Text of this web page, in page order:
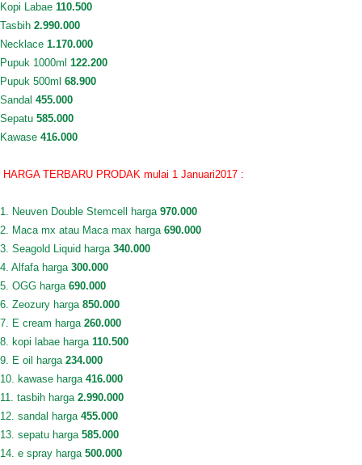
Kopi Labae 110.500
Tasbih 2.990.000
Necklace 1.170.000
Pupuk 1000ml 122.200
Pupuk 500ml 68.900
Sandal 455.000
Sepatu 585.000
Kawase 416.000
HARGA TERBARU PRODAK mulai 1 Januari2017 :
1. Neuven Double Stemcell harga 970.000
2. Maca mx atau Maca max harga 690.000
3. Seagold Liquid harga 340.000
4. Alfafa harga 300.000
5. OGG harga 690.000
6. Zeozury harga 850.000
7. E cream harga 260.000
8. kopi labae harga 110.500
9. E oil harga 234.000
10. kawase harga 416.000
11. tasbih harga 2.990.000
12. sandal harga 455.000
13. sepatu harga 585.000
14. e spray harga 500.000